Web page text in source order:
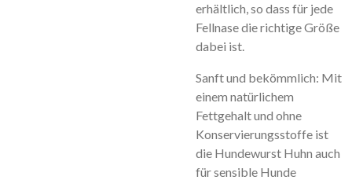
erhältlich, so dass für jede
Fellnase die richtige Größe
dabei ist.
Sanft und bekömmlich: Mit
einem natürlichem
Fettgehalt und ohne
Konservierungsstoffe ist
die Hundewurst Huhn auch
für sensible Hunde